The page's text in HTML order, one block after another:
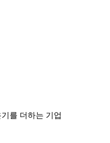
를 더하는 기업